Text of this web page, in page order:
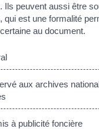
Ils peuvent aussi être
qui est une formalité
au document.
aux archives
à publicité foncière